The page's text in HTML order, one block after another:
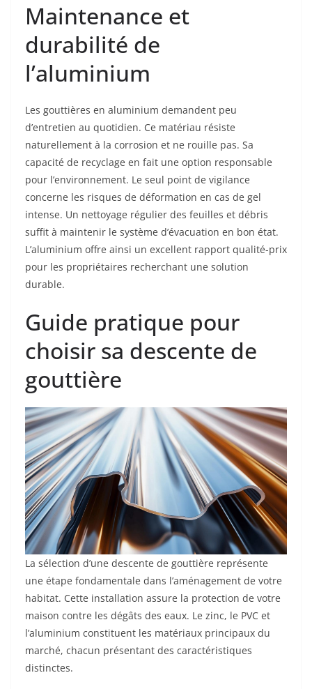
Maintenance et
durabilité de
l’aluminium
Les gouttières en aluminium demandent peu
d’entretien au quotidien. Ce matériau résiste
naturellement à la corrosion et ne rouille pas. Sa
capacité de recyclage en fait une option responsable
pour l’environnement. Le seul point de vigilance
concerne les risques de déformation en cas de gel
intense. Un nettoyage régulier des feuilles et débris
suffit à maintenir le système d’évacuation en bon état.
L’aluminium offre ainsi un excellent rapport qualité-prix
pour les propriétaires recherchant une solution
durable.
Guide pratique pour
choisir sa descente de
gouttière
La sélection d’une descente de gouttière représente
une étape fondamentale dans l’aménagement de votre
habitat. Cette installation assure la protection de votre
maison contre les dégâts des eaux. Le zinc, le PVC et
l’aluminium constituent les matériaux principaux du
marché, chacun présentant des caractéristiques
distinctes.